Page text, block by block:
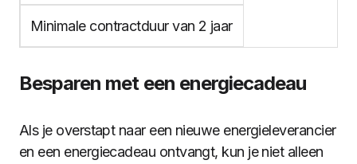
Minimale contractduur van 2 jaar
Besparen met een energiecadeau
Als je overstapt naar een nieuwe energieleverancier
en een energiecadeau ontvangt, kun je niet alleen